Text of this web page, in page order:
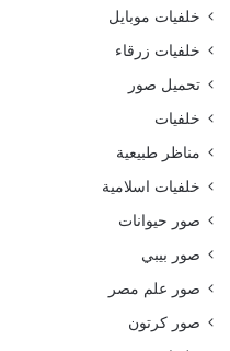
خلفيات موبايل
خلفيات زرقاء
تحميل صور
خلفيات
مناظر طبيعية
خلفيات اسلامية
صور حيوانات
صور بيبي
صور علم مصر
صور كرتون